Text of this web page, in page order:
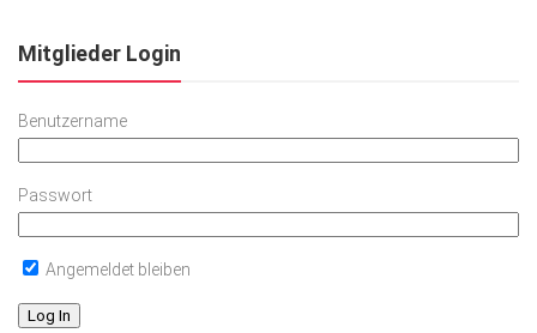
Mitglieder Login
Benutzername
Passwort
Angemeldet bleiben